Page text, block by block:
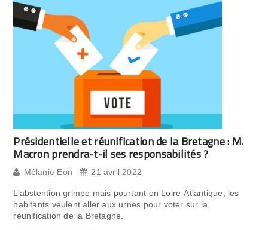
Présidentielle et réunification de la Bretagne : M.
Macron prendra-t-il ses responsabilités ?
Mélanie Eon 21 avril 2022
L’abstention grimpe mais pourtant en Loire-Atlantique, les
habitants veulent aller aux urnes pour voter sur la
réunification de la Bretagne.